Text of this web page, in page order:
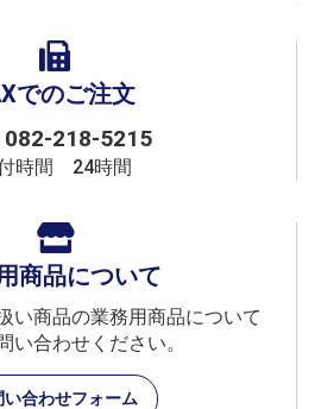
でのご注文
082-218-5215
時間 24時間
商品について
い商品の業務用商品について
い合わせください。
い合わせフォーム